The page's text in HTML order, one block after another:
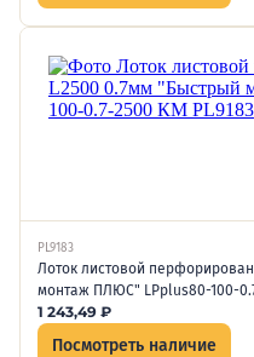
PL9183
Лоток листовой
монтаж ПЛЮС" LPplus80-100-
1 243,49 ₽
Посмотреть наличие